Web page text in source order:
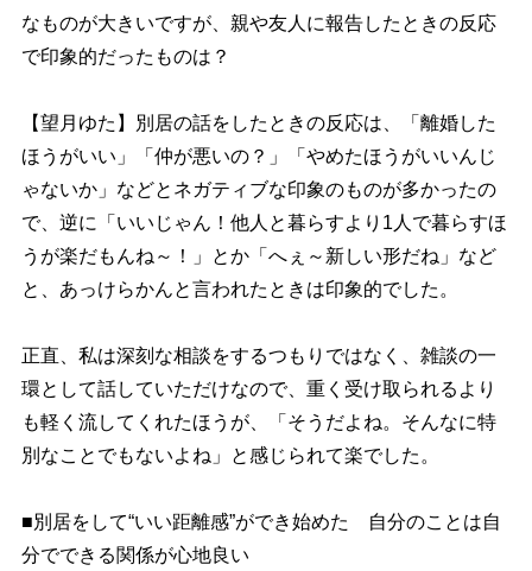
なものが大きいですが、親や友人に報告したときの反応
で印象的だったものは？
【望月ゆた】別居の話をしたときの反応は、「離婚した
ほうがいい」「仲が悪いの？」「やめたほうがいいんじ
ゃないか」などとネガティブな印象のものが多かったの
で、逆に「いいじゃん！他人と暮らすより1人で暮らすほ
うが楽だもんね～！」とか「へぇ～新しい形だね」など
と、あっけらかんと言われたときは印象的でした。
正直、私は深刻な相談をするつもりではなく、雑談の一
環として話していただけなので、重く受け取られるより
も軽く流してくれたほうが、「そうだよね。そんなに特
別なことでもないよね」と感じられて楽でした。
■別居をして“いい距離感”ができ始めた 自分のことは自
分でできる関係が心地良い